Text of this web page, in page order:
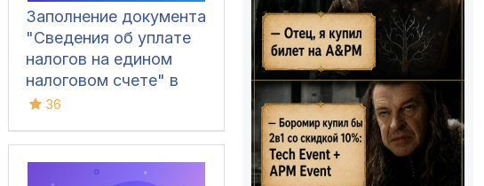
Заполнение документа
"Сведения об уплате
налогов на едином
налоговом счете" в
1С:БП 3.0
36